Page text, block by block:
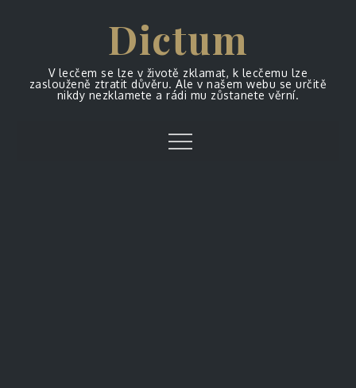
Dictum
V lecčem se lze v životě zklamat, k lecčemu lze
zaslouženě ztratit důvěru. Ale v našem webu se určitě
nikdy nezklamete a rádi mu zůstanete věrní.
Menu